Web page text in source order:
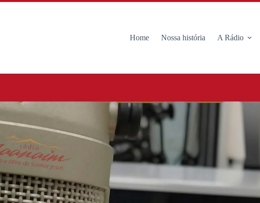
Home Nossa história A Rádio